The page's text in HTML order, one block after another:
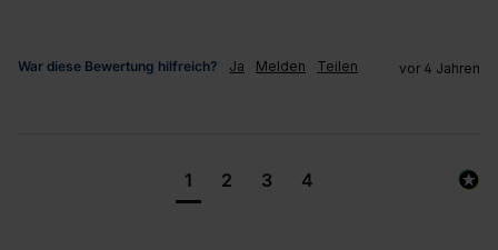
War diese Bewertung hilfreich? Ja Melden Teilen vor 4 Jahren
1 2 3 4